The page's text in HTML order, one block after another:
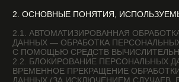
2.5. ОБЕЗЛИЧИВАНИЕ ПЕРСОНАЛЬНЫХ ДАННЫХ —
ОПРЕДЕЛИТЬ БЕЗ ИСПОЛЬЗОВАНИЯ ДОПОЛНИТЕЛЬНОЙ
ИНФОРМАЦИИ ПРИНАДЛЕЖНОСТЬ ПЕРСОНАЛЬНЫХ
ДАННЫХ КОНКРЕТНОМУ ПОЛЬЗОВАТЕЛЮ ИЛИ ИНОМУ
СУБЪЕКТУ ПЕРСОНАЛЬНЫХ ДАННЫХ.
2.6. ОБРАБОТКА ПЕРСОНАЛЬНЫХ ДАННЫХ — ЛЮБОЕ
ДЕЙСТВИЕ (ОПЕРАЦИЯ) ИЛИ СОВОКУПНОСТЬ ДЕЙСТВИЙ
(ОПЕРАЦИЙ), СОВЕРШАЕМЫХ С ИСПОЛЬЗОВАНИЕМ
СРЕДСТВ АВТОМАТИЗАЦИИ ИЛИ БЕЗ ИСПОЛЬЗОВАНИЯ